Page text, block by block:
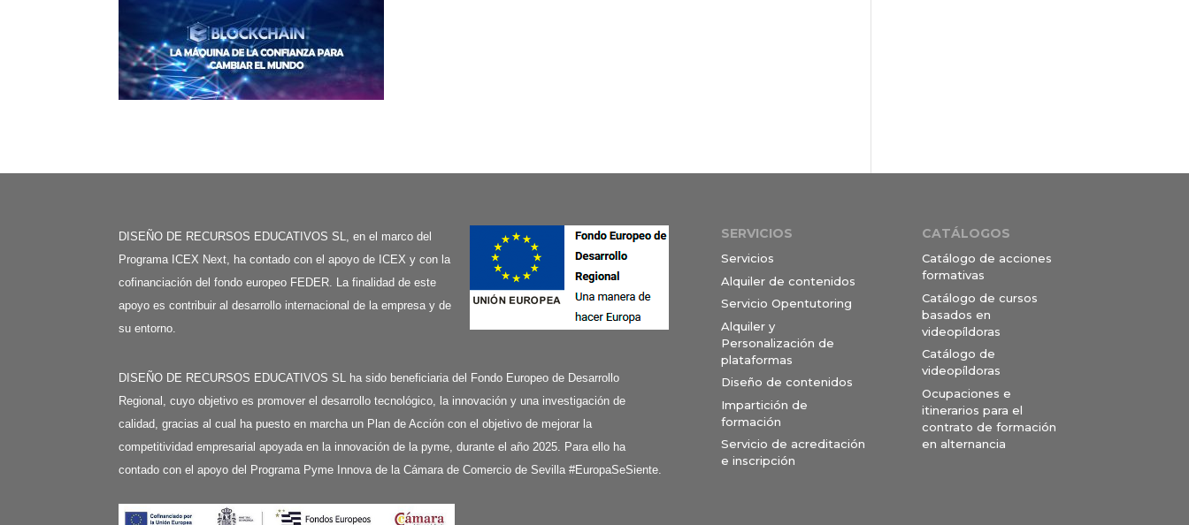
DISEÑO DE RECURSOS EDUCATIVOS SL, en el marco del
Programa ICEX Next, ha contado con el apoyo de ICEX y con la
cofinanciación del fondo europeo FEDER. La finalidad de este
apoyo es contribuir al desarrollo internacional de la empresa y de
su entorno.
DISEÑO DE RECURSOS EDUCATIVOS SL ha sido beneficiaria del Fondo Europeo de Desarrollo
Regional, cuyo objetivo es promover el desarrollo tecnológico, la innovación y una investigación de
calidad, gracias al cual ha puesto en marcha un Plan de Acción con el objetivo de mejorar la
competitividad empresarial apoyada en la innovación de la pyme, durante el año 2025. Para ello ha
contado con el apoyo del Programa Pyme Innova de la Cámara de Comercio de Sevilla #EuropaSeSiente.
SERVICIOS
Servicios
Alquiler de contenidos
Servicio Opentutoring
Alquiler y
Personalización de
plataformas
Diseño de contenidos
Impartición de
formación
Servicio de acreditación
e inscripción
CATÁLOGOS
Catálogo de acciones
formativas
Catálogo de cursos
basados en
videopíldoras
Catálogo de
videopíldoras
Ocupaciones e
itinerarios para el
contrato de formación
en alternancia